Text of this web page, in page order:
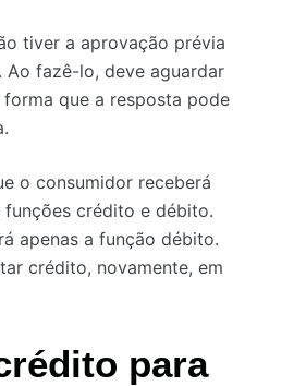
tiver a aprovação prévia
fazê-lo, deve aguardar
que a resposta pode
o consumidor receberá
funções crédito e débito.
apenas a função débito.
crédito, novamente, em
para